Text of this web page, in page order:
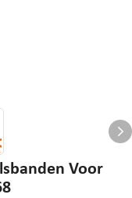
Voor